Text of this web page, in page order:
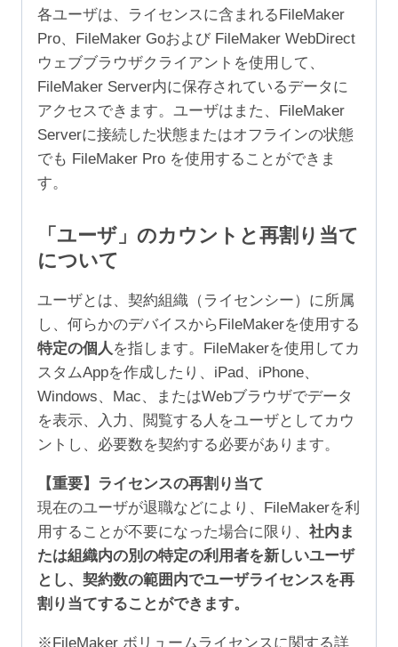
各ユーザは、ライセンスに含まれるFileMaker
Pro、FileMaker Goおよび FileMaker WebDirect
ウェブブラウザクライアントを使用して、
FileMaker Server内に保存されているデータに
アクセスできます。ユーザはまた、FileMaker
Serverに接続した状態またはオフラインの状態
でも FileMaker Pro を使用することができま
す。
「ユーザ」のカウントと再割り当て
について
ユーザとは、契約組織（ライセンシー）に所属
し、何らかのデバイスからFileMakerを使用する
特定の個人 を指します。FileMakerを使用してカ
スタムAppを作成したり、iPad、iPhone、
Windows、Mac、またはWebブラウザでデータ
を表示、入力、閲覧する人をユーザとしてカウ
ントし、必要数を契約する必要があります。
【重要】ライセンスの再割り当て
現在のユーザが退職などにより、FileMakerを利
用することが不要になった場合に限り、 社内ま
たは組織内の別の特定の利用者を新しいユーザ
とし、契約数の範囲内でユーザライセンスを再
割り当てすることができます。
※FileMaker ボリュームライセンスに関する詳